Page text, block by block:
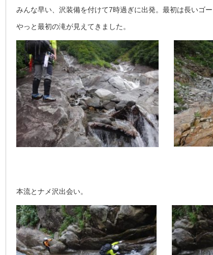
みんな早い、沢装備を付けて7時過ぎに出発。最初は長いゴ
やっと最初の滝が見えてきました。
本流とナメ沢出会い。